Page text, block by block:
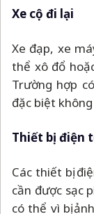
Xe cộ đi lại
Xe đạp, xe
thể xô đổ
Trường hợp
đặc biệt
Thiết bị điện
Các thiết bị
cần được sạc
có thể vì bị